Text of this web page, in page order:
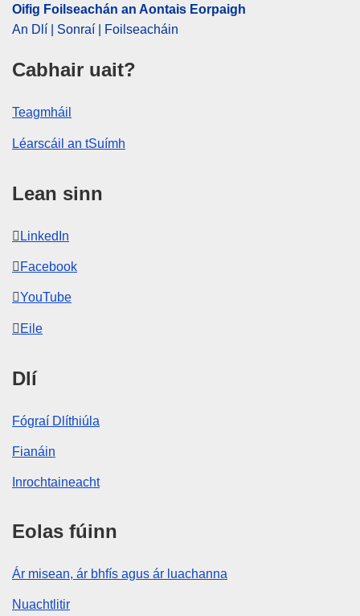
Oifig Foilseachán an Aontais Eorpaigh
An Dlí | Sonraí | Foilseacháin
Cabhair uait?
Teagmháil
Léarscáil an tSuímh
Lean sinn
LinkedIn
Facebook
YouTube
Eile
Dlí
Fógraí Dlíthiúla
Fianáin
Inrochtaineacht
Eolas fúinn
Ár misean, ár bhfís agus ár luachanna
Nuachtlitir